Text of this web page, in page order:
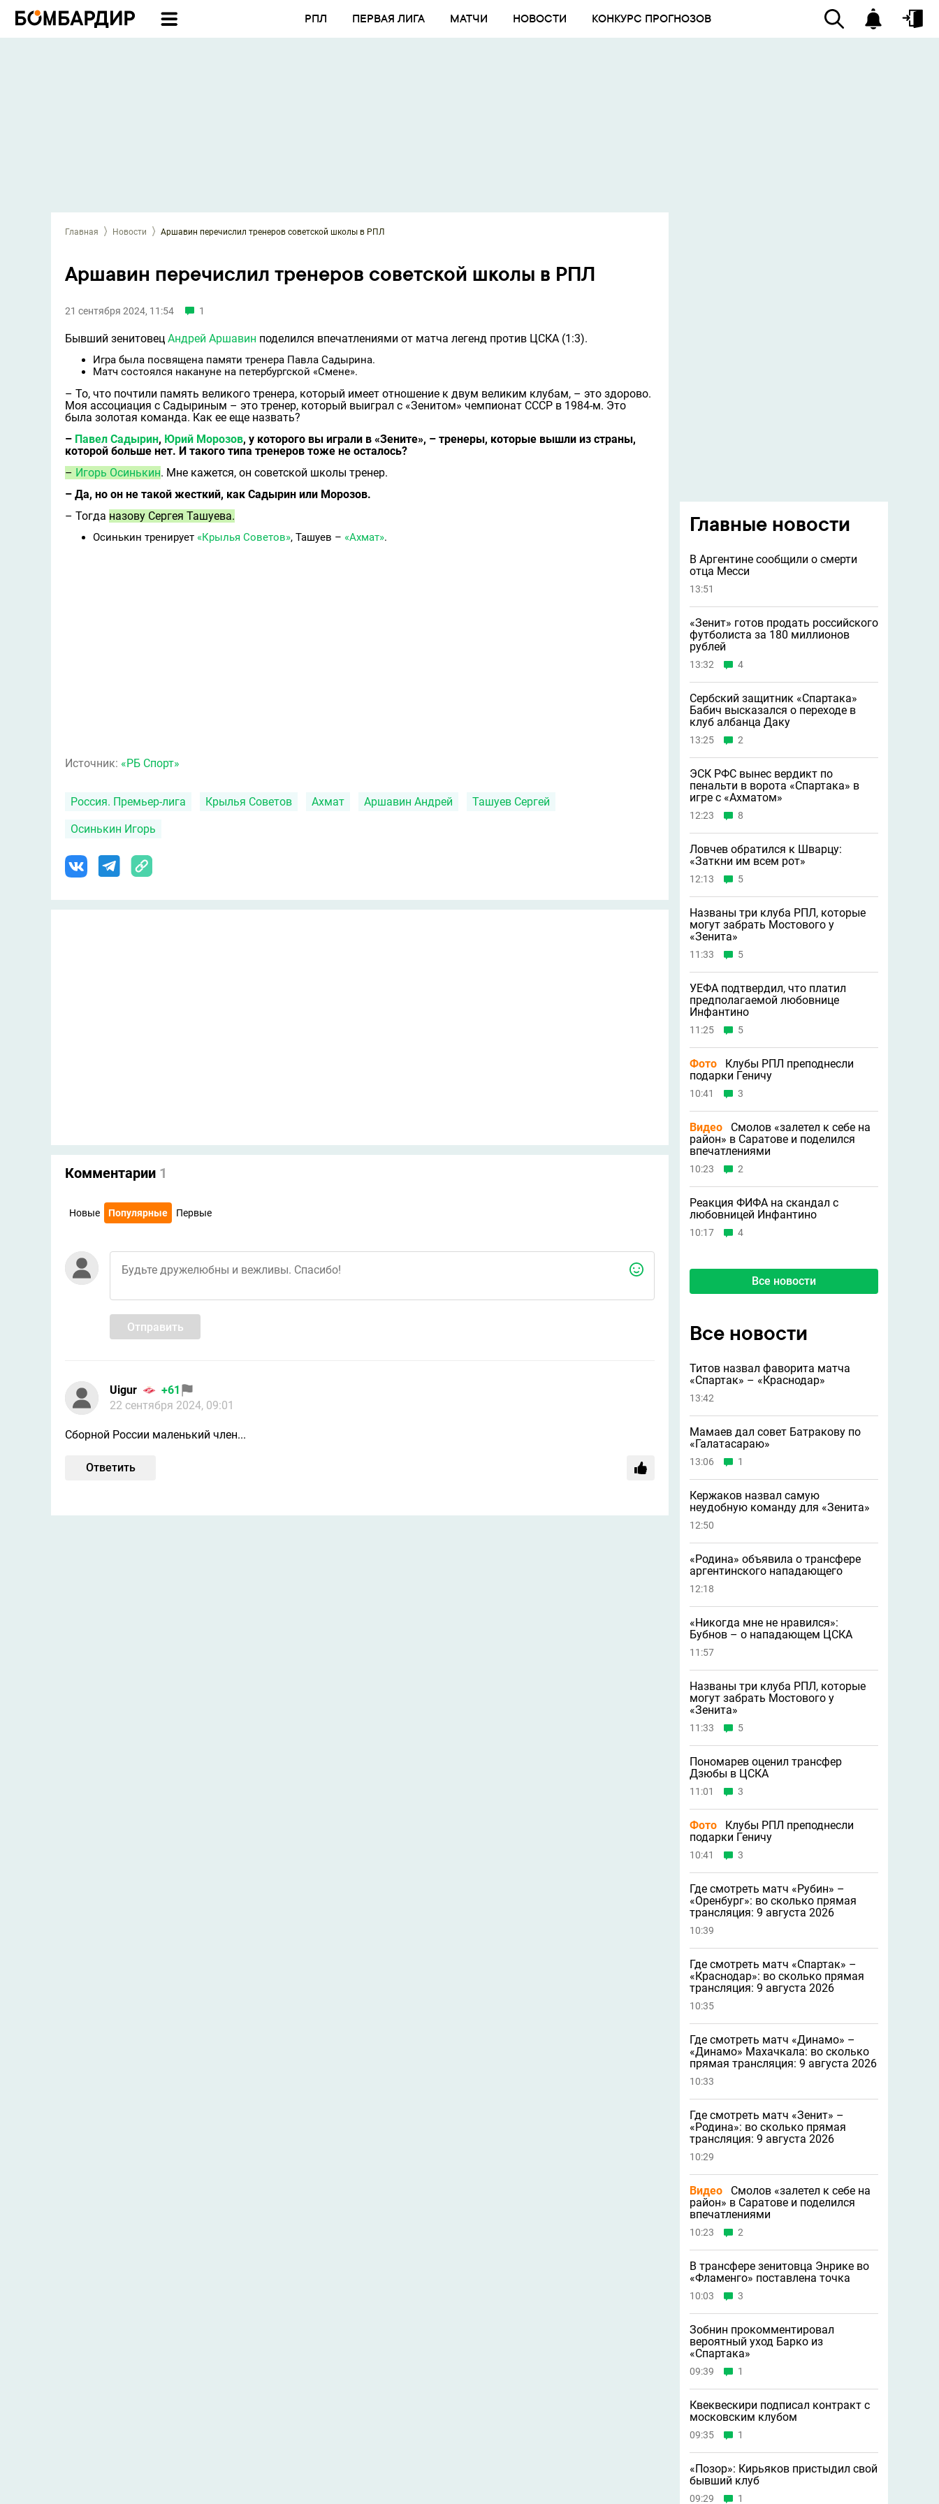
РПЛ ПЕРВАЯ ЛИГА МАТЧИ НОВОСТИ КОНКУРС ПРОГНОЗОВ
Главная Новости Аршавин перечислил тренеров советской школы в РПЛ
Аршавин перечислил тренеров советской школы в РПЛ
21 сентября 2024, 11:54 1
Бывший зенитовец Андрей Аршавин поделился впечатлениями от матча легенд против ЦСКА (1:3).
Игра была посвящена памяти тренера Павла Садырина.
Матч состоялся накануне на петербургской «Смене».
– То, что почтили память великого тренера, который имеет отношение к двум великим клубам, – это здорово.
Моя ассоциация с Садыриным – это тренер, который выиграл с «Зенитом» чемпионат СССР в 1984-м. Это
была золотая команда. Как ее еще назвать?
– Павел Садырин, Юрий Морозов, у которого вы играли в «Зените», – тренеры, которые вышли из страны,
которой больше нет. И такого типа тренеров тоже не осталось?
– Игорь Осинькин. Мне кажется, он советской школы тренер.
– Да, но он не такой жесткий, как Садырин или Морозов.
– Тогда назову Сергея Ташуева.
Осинькин тренирует «Крылья Советов», Ташуев – «Ахмат».
Источник: «РБ Спорт»
Россия. Премьер-лига Крылья Советов Ахмат Аршавин Андрей Ташуев Сергей
Осинькин Игорь
Комментарии 1
Новые Популярные Первые
Отправить
Uigur
+61
22 сентября 2024, 09:01
Сборной России маленький член...
Ответить
Главные новости
В Аргентине сообщили о смерти
отца Месси
13:51
«Зенит» готов продать российского
футболиста за 180 миллионов
рублей
13:32 4
Сербский защитник «Спартака»
Бабич высказался о переходе в
клуб албанца Даку
13:25 2
ЭСК РФС вынес вердикт по
пенальти в ворота «Спартака» в
игре с «Ахматом»
12:23 8
Ловчев обратился к Шварцу:
«Заткни им всем рот»
12:13 5
Названы три клуба РПЛ, которые
могут забрать Мостового у
«Зенита»
11:33 5
УЕФА подтвердил, что платил
предполагаемой любовнице
Инфантино
11:25 5
Фото
Клубы РПЛ преподнесли
подарки Геничу
10:41 3
Видео
Смолов «залетел к себе на
район» в Саратове и поделился
впечатлениями
10:23 2
Реакция ФИФА на скандал с
любовницей Инфантино
10:17 4
Все новости
Все новости
Титов назвал фаворита матча
«Спартак» – «Краснодар»
13:42
Мамаев дал совет Батракову по
«Галатасараю»
13:06 1
Кержаков назвал самую
неудобную команду для «Зенита»
12:50
«Родина» объявила о трансфере
аргентинского нападающего
12:18
«Никогда мне не нравился»:
Бубнов – о нападающем ЦСКА
11:57
Названы три клуба РПЛ, которые
могут забрать Мостового у
«Зенита»
11:33 5
Пономарев оценил трансфер
Дзюбы в ЦСКА
11:01 3
Фото
Клубы РПЛ преподнесли
подарки Геничу
10:41 3
Где смотреть матч «Рубин» –
«Оренбург»: во сколько прямая
трансляция: 9 августа 2026
10:39
Где смотреть матч «Спартак» –
«Краснодар»: во сколько прямая
трансляция: 9 августа 2026
10:35
Где смотреть матч «Динамо» –
«Динамо» Махачкала: во сколько
прямая трансляция: 9 августа 2026
10:33
Где смотреть матч «Зенит» –
«Родина»: во сколько прямая
трансляция: 9 августа 2026
10:29
Видео
Смолов «залетел к себе на
район» в Саратове и поделился
впечатлениями
10:23 2
В трансфере зенитовца Энрике во
«Фламенго» поставлена точка
10:03 3
Зобнин прокомментировал
вероятный уход Барко из
«Спартака»
09:39 1
Квеквескири подписал контракт с
московским клубом
09:35 1
«Позор»: Кирьяков пристыдил свой
бывший клуб
09:29 1